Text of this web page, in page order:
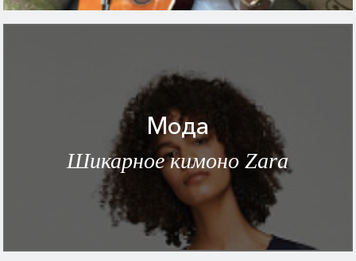
Мода
Шикарное кимоно Zara